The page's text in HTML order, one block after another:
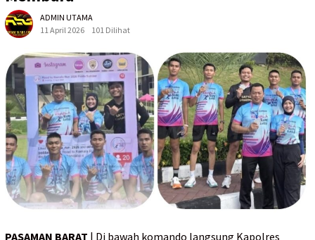
ADMIN UTAMA
11 April 2026
101 Dilihat
PASAMAN BARAT | Di bawah komando langsung Kapolres